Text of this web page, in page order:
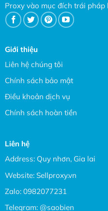
Proxy vào mục đích trái pháp
Giới thiệu
Liên hệ chúng tôi
Chính sách bảo mật
Điều khoản dịch vụ
Chính sách hoàn tiền
Liên hệ
Address: Quy nhơn, Gia lai
Website: Sellproxy.vn
Zalo: 0982077231
Telegram: @saobien